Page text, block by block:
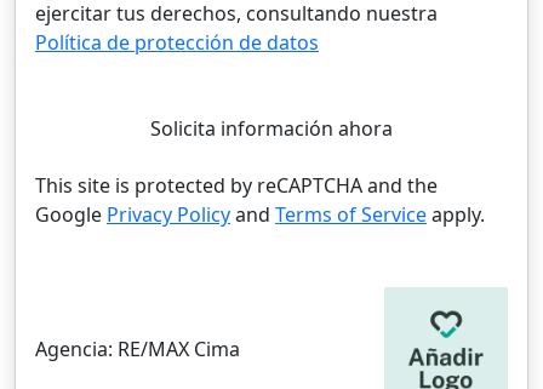
ejercitar tus derechos, consultando nuestra
Política de protección de datos
Solicita información ahora
This site is protected by reCAPTCHA and the
Google Privacy Policyand Terms of Serviceapply.
Agencia: RE/MAX Cima